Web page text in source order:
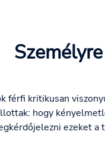
férfi kritikusan
hogy
ezeket a